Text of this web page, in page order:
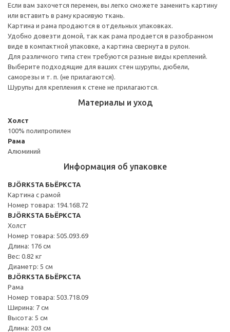
Если вам захочется перемен, вы легко сможете заменить картину
или вставить в раму красивую ткань.
Картина и рама продаются в отдельных упаковках.
Удобно довезти домой, так как рама продается в разобранном
виде в компактной упаковке, а картина свернута в рулон.
Для различного типа стен требуются разные виды креплений.
Выберите подходящие для ваших стен шурупы, дюбели,
саморезы и т. п. (не прилагаются).
Шурупы для крепления к стене не прилагаются.
Материалы и уход
Холст
100% полипропилен
Рама
Алюминий
Информация об упаковке
BJÖRKSTA БЬЁРКСТА
Картина с рамой
Номер товара: 194.168.72
BJÖRKSTA БЬЁРКСТА
Холст
Номер товара: 505.093.69
Длина: 176 см
Вес: 0.82 кг
Диаметр: 5 см
BJÖRKSTA БЬЁРКСТА
Рама
Номер товара: 503.718.09
Ширина: 7 см
Высота: 5 см
Длина: 203 см